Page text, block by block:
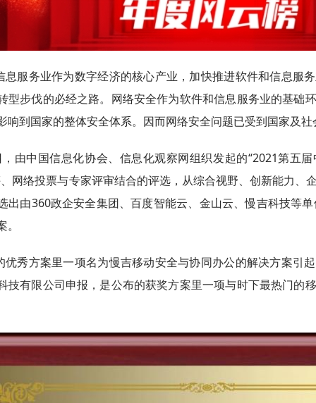
息服务业作为数字经济的核心产业，加快推进软件和信息服
型步伐的必经之路。网络安全作为软件和信息服务业的基础
响到国家的整体安全体系。因而网络安全问题已受到国家及社
由中国信息化协会、信息化观察网组织发起的“2021第五
网络投票与专家评审结合的评选，从综合视野、创新能力、
出由360政企安全集团、百度智能云、金山云、慢吉科技等
优秀方案里一项名为慢吉移动安全与协同办公的解决方案引
技有限公司申报，是公布的获奖方案里一项与时下最热门的